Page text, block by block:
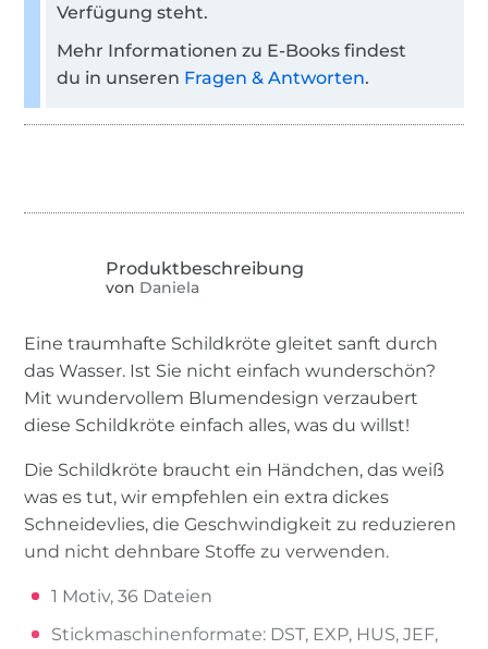
Verfügung steht.
Mehr Informationen zu E-Books findest
du in unseren Fragen & Antworten.
von Daniela
Eine traumhafte Schildkröte gleitet sanft durch
das Wasser. Ist Sie nicht einfach wunderschön?
Mit wundervollem Blumendesign verzaubert
diese Schildkröte einfach alles, was du willst!
Die Schildkröte braucht ein Händchen, das weiß
was es tut, wir empfehlen ein extra dickes
Schneidevlies, die Geschwindigkeit zu reduzieren
und nicht dehnbare Stoffe zu verwenden.
1 Motiv, 36 Dateien
Stickmaschinenformate: DST, EXP, HUS, JEF,